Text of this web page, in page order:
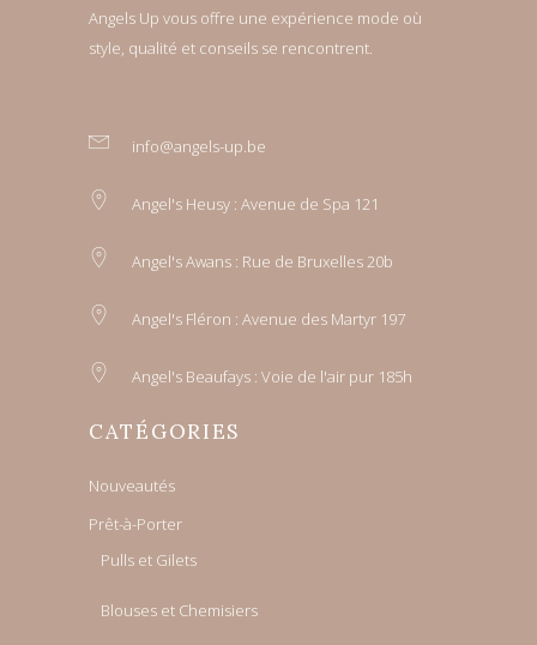
Angels Up vous offre une expérience mode où
style, qualité et conseils se rencontrent.
info@angels-up.be
Angel's Heusy : Avenue de Spa 121
Angel's Awans : Rue de Bruxelles 20b
Angel's Fléron : Avenue des Martyr 197
Angel's Beaufays : Voie de l'air pur 185h
CATÉGORIES
Nouveautés
Prêt-à-Porter
Pulls et Gilets
Blouses et Chemisiers